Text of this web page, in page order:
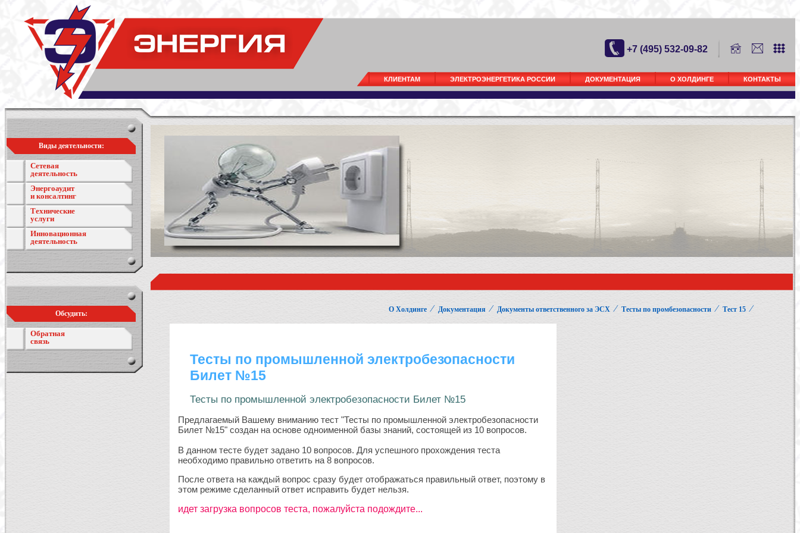
+7 (495) 532-09-82
КЛИЕНТАМ ЭЛЕКТРОЭНЕРГЕТИКА РОССИИ ДОКУМЕНТАЦИЯ О ХОЛДИНГЕ КОНТАКТЫ
Виды деятельности:
Сетевая
деятельность
Энергоаудит
и консалтинг
Технические
услуги
Инновационная
деятельность
Обсудить:
Обратная
связь
О Холдинге ⁄ Документация ⁄ Документы ответственного за ЭСХ ⁄ Тесты по промбезопасности ⁄ Тест 15 ⁄